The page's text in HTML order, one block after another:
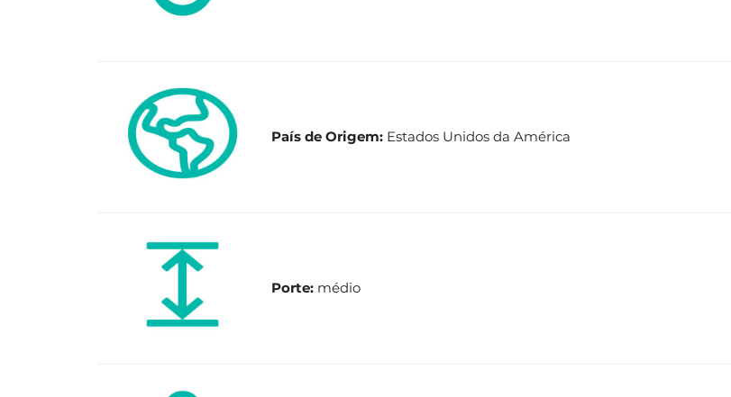
País de Origem: Estados Unidos da América
Porte: médio